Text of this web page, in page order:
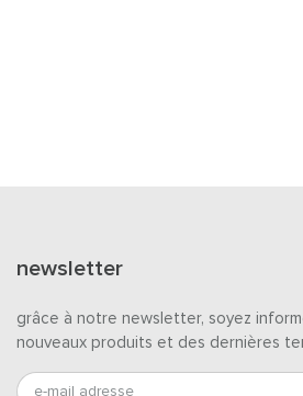
newsletter
grâce à notre newsletter, soyez
nouveaux produits et des dernières
e-mail adresse